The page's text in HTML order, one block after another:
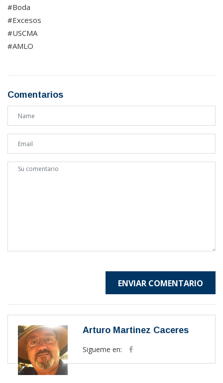
#Boda
#Excesos
#USCMA
#AMLO
Comentarios
ENVIAR COMENTARIO
Arturo Martinez Caceres
Sigueme en: